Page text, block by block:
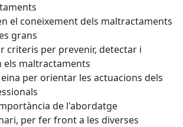
el coneixement dels maltractaments
grans
criteris per prevenir, detectar i
els maltractaments
per orientar les actuacions dels
de l'abordatge
per fer front a les diverses